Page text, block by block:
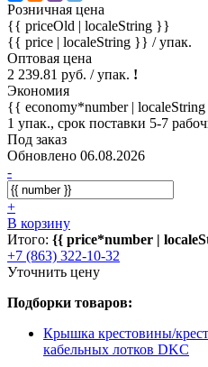
Розничная цена
{{ priceOld | localeString }}
{{ price | localeString }} / упак.
Оптовая цена
2 239.81 руб. / упак. !
Экономия
{{ economy*number |
1 упак., срок поставки 5-7
Под заказ
Обновлено 06.08.2026
-
+
В корзину
Итого: {{ price*number |
+7 (863) 322-10-32
Уточнить цену
Подборки товаров:
Крышка крестовины/
кабельных лотков DKC